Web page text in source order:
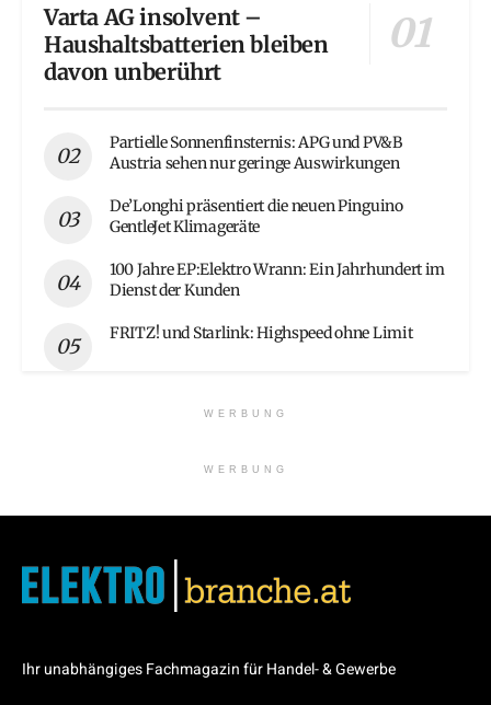
Varta AG insolvent –
Haushaltsbatterien bleiben
davon unberührt
Partielle Sonnenfinsternis: APG und PV&B
Austria sehen nur geringe Auswirkungen
De’Longhi präsentiert die neuen Pinguino
GentleJet Klimageräte
100 Jahre EP:Elektro Wrann: Ein Jahrhundert im
Dienst der Kunden
FRITZ! und Starlink: Highspeed ohne Limit
WERBUNG
WERBUNG
Ihr unabhängiges Fachmagazin für Handel- & Gewerbe